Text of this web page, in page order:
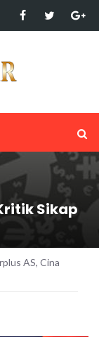
Sikap
AS, Cina